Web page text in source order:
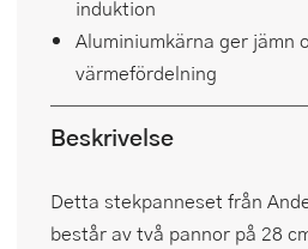
induktion
Aluminiumkärna ger jämn
värmefördelning
Beskrivelse
Detta stekpanneset från
består av två pannor på 28